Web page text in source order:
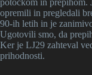
potočkom in prepihom.
opremili in pregledali
90-ih letih in je
Ugotovili smo, da
Ker je LJ29 zahteval
prihodnosti.